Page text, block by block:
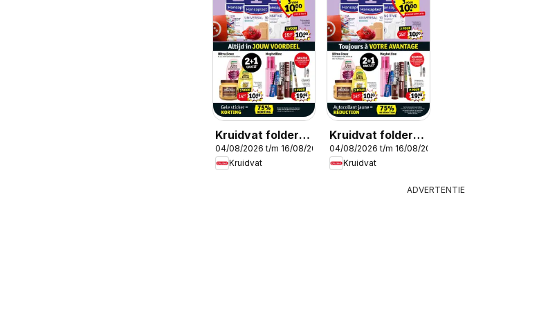
Kruidvat folder
week 32
04/08/2026 t/m 16/08/2026
Kruidvat
Kruidvat folder
semaine 32
04/08/2026 t/m 16/08/2026
Kruidvat
ADVERTENTIE